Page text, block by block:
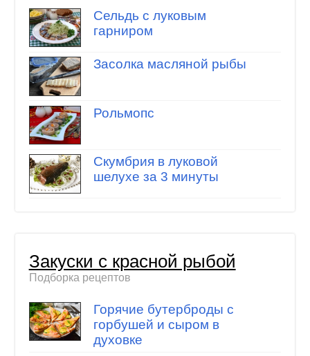
Сельдь с луковым
гарниром
Засолка масляной рыбы
Рольмопс
Скумбрия в луковой
шелухе за 3 минуты
Закуски с красной рыбой
Подборка рецептов
Горячие бутерброды с
горбушей и сыром в
духовке